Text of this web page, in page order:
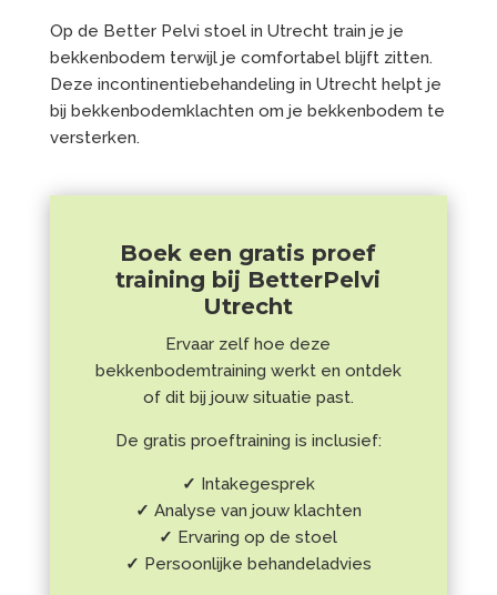
Op de Better Pelvi stoel in Utrecht train je je
bekkenbodem terwijl je comfortabel blijft zitten.
Deze incontinentiebehandeling in Utrecht helpt je
bij bekkenbodemklachten om je bekkenbodem te
versterken.
Boek een gratis proef
training bij BetterPelvi
Utrecht
Ervaar zelf hoe deze
bekkenbodemtraining werkt en ontdek
of dit bij jouw situatie past.
De gratis proeftraining is inclusief:
✓ Intakegesprek
✓ Analyse van jouw klachten
✓ Ervaring op de stoel
✓ Persoonlijke behandeladvies